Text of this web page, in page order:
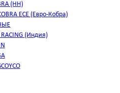
(HH)
ECE (Евро-Кобра)
(Индия)